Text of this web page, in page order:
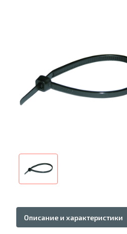
Описание и характеристики